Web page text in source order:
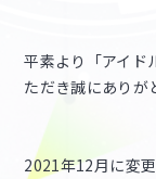
マイスケジ
マイデスク
平素より「アイド
ただき誠にありが
2021年12月に変